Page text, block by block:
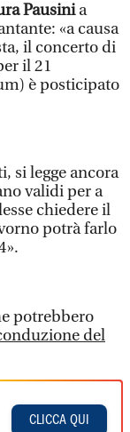
Pausinia
«a causa
il concerto di
il 21
è posticipato
si legge ancora
validi per a
chiedere il
potrà farlo
potrebbero
del
CLICCA QUI